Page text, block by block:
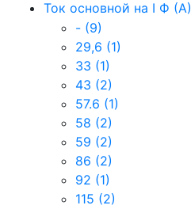
Ток основной на I Ф (А)
- (9)
29,6 (1)
33 (1)
43 (2)
57.6 (1)
58 (2)
59 (2)
86 (2)
92 (1)
115 (2)